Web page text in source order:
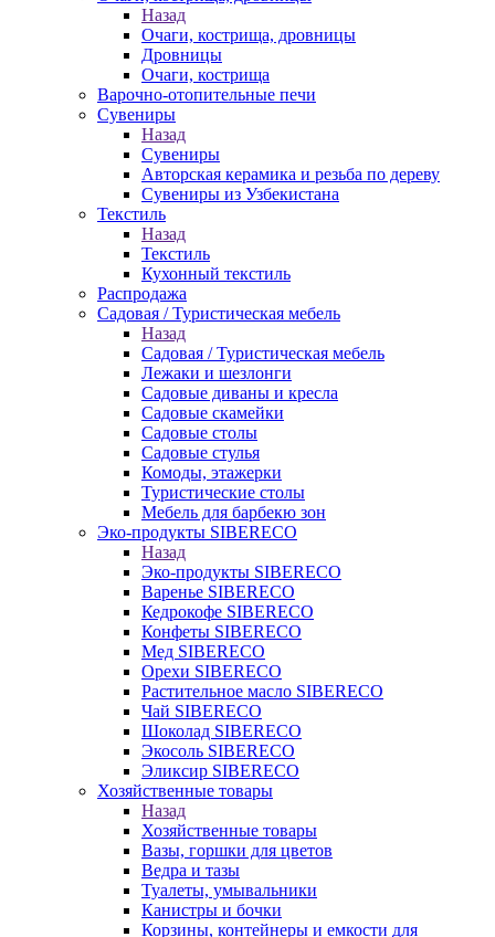
Назад
Очаги, кострища, дровницы
Дровницы
Очаги, кострища
Варочно-отопительные печи
Сувениры
Назад
Сувениры
Авторская керамика и резьба по дереву
Сувениры из Узбекистана
Текстиль
Назад
Текстиль
Кухонный текстиль
Распродажа
Садовая / Туристическая мебель
Назад
Садовая / Туристическая мебель
Лежаки и шезлонги
Садовые диваны и кресла
Садовые скамейки
Садовые столы
Садовые стулья
Комоды, этажерки
Туристические столы
Мебель для барбекю зон
Эко-продукты SIBERECO
Назад
Эко-продукты SIBERECO
Варенье SIBERECO
Кедрокофе SIBERECO
Конфеты SIBERECO
Мед SIBERECO
Орехи SIBERECO
Растительное масло SIBERECO
Чай SIBERECO
Шоколад SIBERECO
Экосоль SIBERECO
Эликсир SIBERECO
Хозяйственные товары
Назад
Хозяйственные товары
Вазы, горшки для цветов
Ведра и тазы
Туалеты, умывальники
Канистры и бочки
Корзины, контейнеры и емкости для